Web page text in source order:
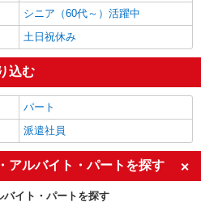
シニア（60代～）活躍中
土日祝休み
込む
パート
派遣社員
アルバイト・パートを探す
イト・パートを探す